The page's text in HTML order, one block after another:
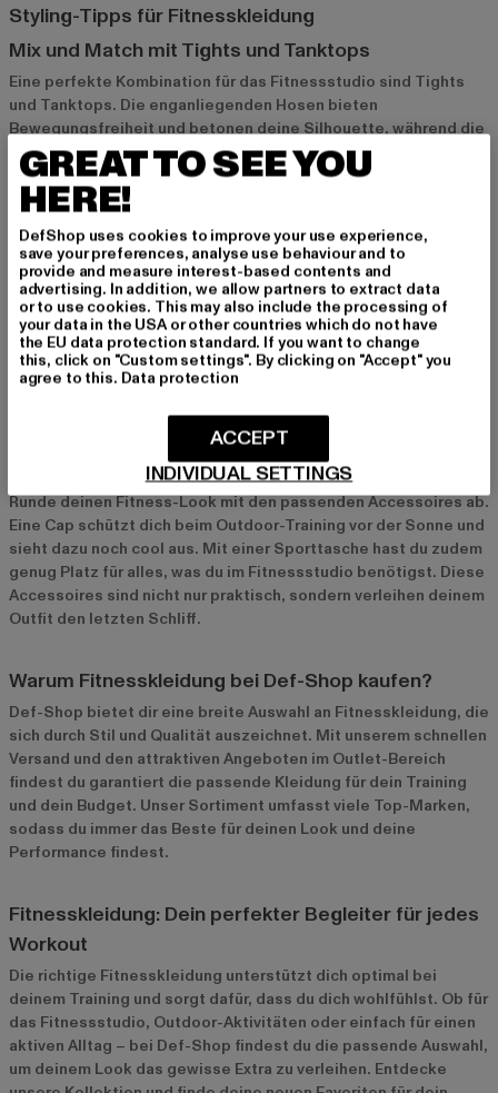
Styling-Tipps für Fitnesskleidung
Mix und Match mit Tights und Tanktops
Eine perfekte Kombination für das Fitnessstudio sind Tights
und Tanktops. Die enganliegenden Hosen bieten
Bewegungsfreiheit und betonen deine Silhouette, während die
Tanktops für maximale Belüftung sorgen. Farblich abgestimmte
Sets sind besonders stylisch und geben dir einen
motivierenden Boost für dein Workout.
Layering mit Hoodies und Jacken
Für kühlere Tage oder das Outdoor-Training eignet sich ein
Layering-Look aus Hoodie oder Jacke und einem T-Shirt
darunter. Diese Schichten halten dich warm und können je nach
Bedarf ausgezogen werden. Besonders praktisch sind Hoodies
mit Reißverschluss und Taschen, die dir zusätzlichen Stauraum
Accessoires wie Caps und Sporttaschen
Runde deinen Fitness-Look mit den passenden Accessoires ab.
Eine Cap schützt dich beim Outdoor-Training vor der Sonne und
sieht dazu noch cool aus. Mit einer Sporttasche hast du zudem
genug Platz für alles, was du im Fitnessstudio benötigst. Diese
Accessoires sind nicht nur praktisch, sondern verleihen deinem
Outfit den letzten Schliff.
Warum Fitnesskleidung bei Def-Shop kaufen?
Def-Shop bietet dir eine breite Auswahl an Fitnesskleidung, die
sich durch Stil und Qualität auszeichnet. Mit unserem schnellen
Versand und den attraktiven Angeboten im Outlet-Bereich
findest du garantiert die passende Kleidung für dein Training
und dein Budget. Unser Sortiment umfasst viele Top-Marken,
sodass du immer das Beste für deinen Look und deine
Performance findest.
Fitnesskleidung: Dein perfekter Begleiter für jedes
Workout
Die richtige Fitnesskleidung unterstützt dich optimal bei
deinem Training und sorgt dafür, dass du dich wohlfühlst. Ob für
das Fitnessstudio, Outdoor-Aktivitäten oder einfach für einen
aktiven Alltag – bei Def-Shop findest du die passende Auswahl,
um deinem Look das gewisse Extra zu verleihen. Entdecke
GREAT TO SEE YOU
HERE!
DefShop uses cookies to improve your use experience,
save your preferences, analyse use behaviour and to
provide and measure interest-based contents and
advertising. In addition, we allow partners to extract data
or to use cookies. This may also include the processing of
your data in the USA or other countries which do not have
the EU data protection standard. If you want to change
this, click on "Custom settings". By clicking on "Accept" you
agree to this. Data protection
INDIVIDUAL SETTINGS
ACCEPT